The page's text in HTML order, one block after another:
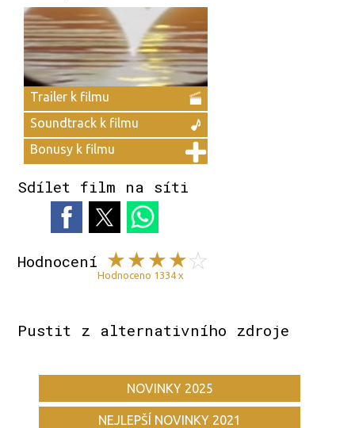
Trailer k filmu
Soundtrack k filmu
Bonusy k filmu
Sdílet film na síti
Hodnocení
Hodnoceno 1334 x
Pustit z alternativního zdroje
NOVINKY 2025
NEJLEPŠÍ NOVINKY 2021